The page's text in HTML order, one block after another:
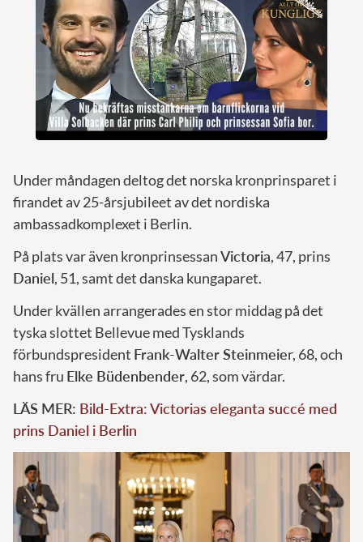
Under måndagen deltog det norska kronprinsparet i
firandet av 25-årsjubileet av det nordiska
ambassadkomplexet i Berlin.
På plats var även kronprinsessanVictoria, 47, prins
Daniel, 51, samt det danska kungaparet.
Under kvällen arrangerades en stor middag på det
tyska slottet Bellevue med Tysklands
förbundspresident Frank-Walter Steinmeier, 68, och
hans fru Elke Büdenbender, 62, som värdar.
LÄS MER: Bild-Extra: Victorias eleganta succé med
prins Daniel i Berlin